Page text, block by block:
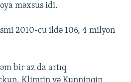
məxsus idi.
2010-cu ildə 106, 4 milyon
bir az da artıq